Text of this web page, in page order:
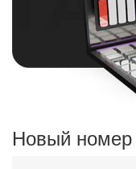
Новый номер